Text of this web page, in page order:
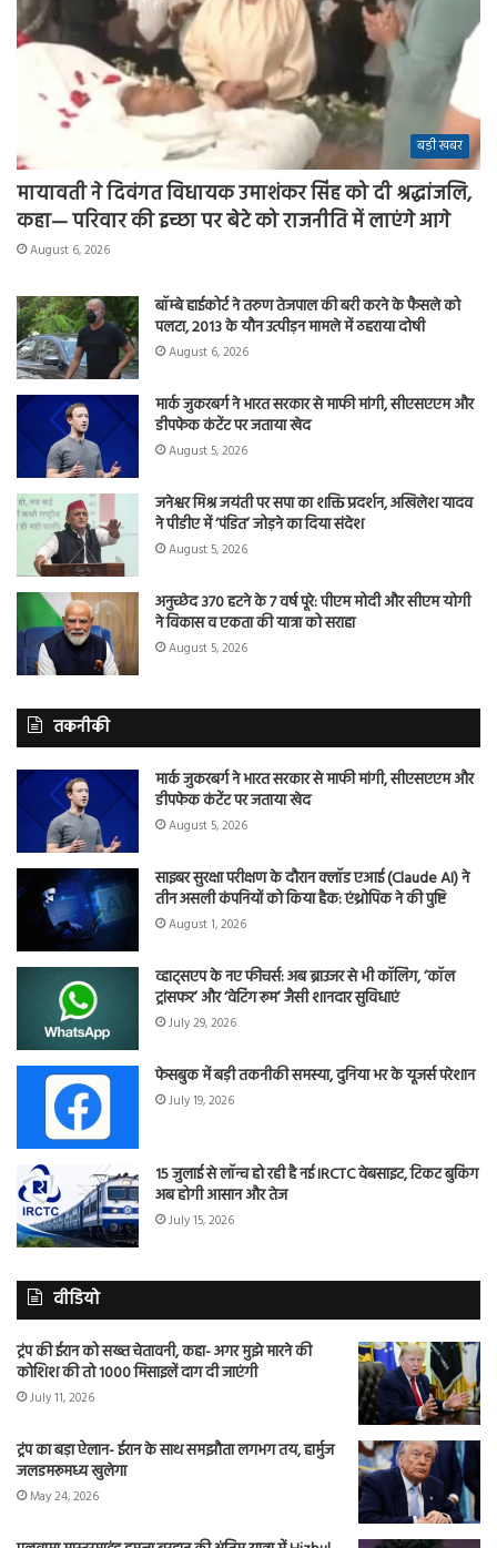
बड़ी खबर
मायावती ने दिवंगत विधायक उमाशंकर सिंह को दी श्रद्धांजलि,
कहा— परिवार की इच्छा पर बेटे को राजनीति में लाएंगे आगे
August 6, 2026
बॉम्बे हाईकोर्ट ने तरुण तेजपाल की बरी करने के फैसले को
पलटा, 2013 के यौन उत्पीड़न मामले में ठहराया दोषी
August 6, 2026
मार्क जुकरबर्ग ने भारत सरकार से माफी मांगी, सीएसएएम और
डीपफेक कंटेंट पर जताया खेद
August 5, 2026
जनेश्वर मिश्र जयंती पर सपा का शक्ति प्रदर्शन, अखिलेश यादव
ने पीडीए में ‘पंडित’ जोड़ने का दिया संदेश
August 5, 2026
अनुच्छेद 370 हटने के 7 वर्ष पूरे: पीएम मोदी और सीएम योगी
ने विकास व एकता की यात्रा को सराहा
August 5, 2026
तकनीकी
मार्क जुकरबर्ग ने भारत सरकार से माफी मांगी, सीएसएएम और
डीपफेक कंटेंट पर जताया खेद
August 5, 2026
साइबर सुरक्षा परीक्षण के दौरान क्लॉड एआई (Claude AI) ने
तीन असली कंपनियों को किया हैक: एंथ्रोपिक ने की पुष्टि
August 1, 2026
व्हाट्सएप के नए फीचर्स: अब ब्राउजर से भी कॉलिंग, ‘कॉल
ट्रांसफर’ और ‘वेटिंग रूम’ जैसी शानदार सुविधाएं
July 29, 2026
फेसबुक में बड़ी तकनीकी समस्या, दुनिया भर के यूजर्स परेशान
July 19, 2026
15 जुलाई से लॉन्च हो रही है नई IRCTC वेबसाइट, टिकट बुकिंग
अब होगी आसान और तेज
July 15, 2026
वीडियो
ट्रंप की ईरान को सख्त चेतावनी, कहा- अगर मुझे मारने की
कोशिश की तो 1000 मिसाइलें दाग दी जाएंगी
July 11, 2026
ट्रंप का बड़ा ऐलान- ईरान के साथ समझौता लगभग तय, हार्मुज
जलडमरूमध्य खुलेगा
May 24, 2026